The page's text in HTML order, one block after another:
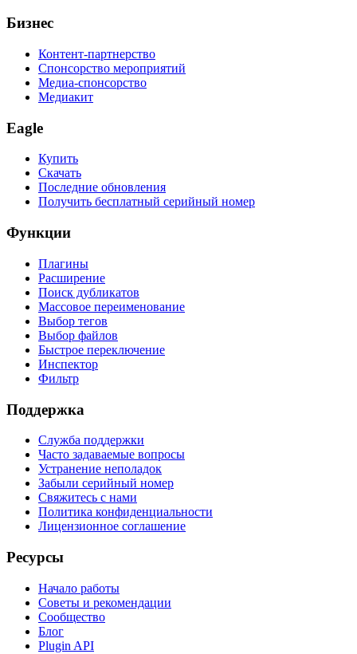
Бизнес
Контент-партнерство
Спонсорство мероприятий
Медиа-спонсорство
Медиакит
Eagle
Купить
Скачать
Последние обновления
Получить бесплатный серийный номер
Функции
Плагины
Расширение
Поиск дубликатов
Массовое переименование
Выбор тегов
Выбор файлов
Быстрое переключение
Инспектор
Фильтр
Поддержка
Служба поддержки
Часто задаваемые вопросы
Устранение неполадок
Забыли серийный номер
Свяжитесь с нами
Политика конфиденциальности
Лицензионное соглашение
Ресурсы
Начало работы
Советы и рекомендации
Сообщество
Блог
Plugin API